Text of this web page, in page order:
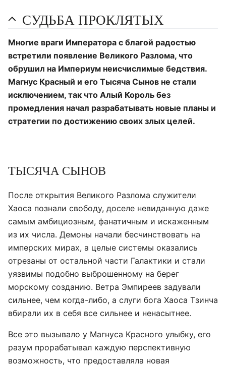
СУДЬБА ПРОКЛЯТЫХ
Многие враги Императора с благой радостью
встретили появление Великого Разлома, что
обрушил на Империум неисчислимые бедствия.
Магнус Красный и его Тысяча Сынов не стали
исключением, так что Алый Король без
промедления начал разрабатывать новые планы и
стратегии по достижению своих злых целей.
ТЫСЯЧА СЫНОВ
После открытия Великого Разлома служители
Хаоса познали свободу, доселе невиданную даже
самым амбициозным, фанатичным и искаженным
из их числа. Демоны начали бесчинствовать на
имперских мирах, а целые системы оказались
отрезаны от остальной части Галактики и стали
уязвимы подобно выброшенному на берег
морскому созданию. Ветра Эмпиреев задували
сильнее, чем когда-либо, а слуги бога Хаоса Тзинча
вбирали их в себя все сильнее и ненасытнее.
Все это вызывало у Магнуса Красного улыбку, его
разум прорабатывал каждую перспективную
возможность, что предоставляла новая